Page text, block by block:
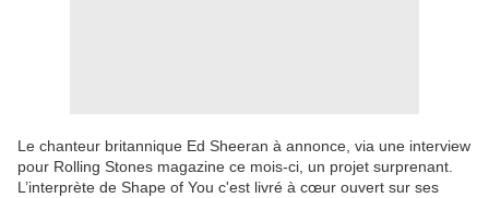
Le chanteur britannique Ed Sheeran à annonce, via une interview
pour Rolling Stones magazine ce mois-ci, un projet surprenant.
L’interprète de Shape of You c'est livré à cœur ouvert sur ses